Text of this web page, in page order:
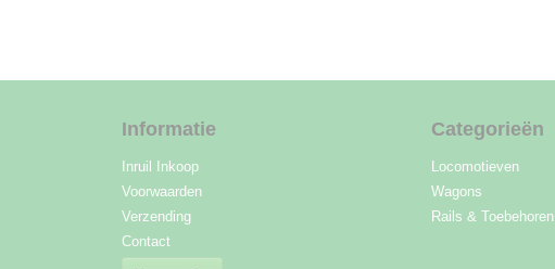
Informatie
Inruil Inkoop
Voorwaarden
Verzending
Contact
Categorieën
Locomotieven
Wagons
Rails & Toebehoren